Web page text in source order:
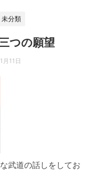
未分類
つの願望
月11日
武道の話しをしてお